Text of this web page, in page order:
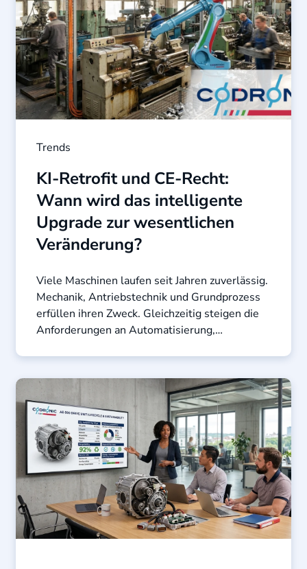
Trends
KI-Retrofit und CE-Recht:
Wann wird das intelligente
Upgrade zur wesentlichen
Veränderung?
Viele Maschinen laufen seit Jahren zuverlässig.
Mechanik, Antriebstechnik und Grundprozess
erfüllen ihren Zweck. Gleichzeitig steigen die
Anforderungen an Automatisierung,